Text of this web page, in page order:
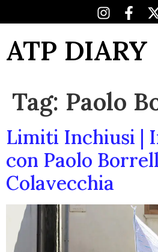
ATP DIARY
Tag: Paolo
Limiti Inchiusi |
con Paolo
Colavecchia